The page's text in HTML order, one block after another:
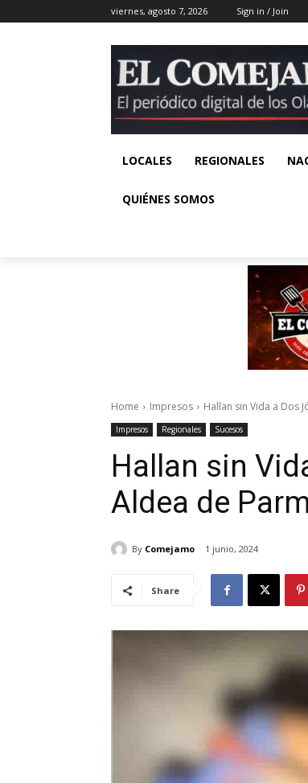
viernes, agosto 7, 2026 Sign in / Join
LOCALES REGIONALES
QUIÉNES SOMOS
Home Impresos Hallan sin Vida a Dos
Impresos Regionales Sucesos
Hallan sin
Aldea de
By Comejamo 1 junio, 2024
Share